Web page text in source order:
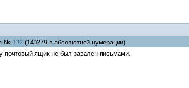
№ 132 (140279 в абсолютной нумерации)
почтовый ящик не был завален письмами.